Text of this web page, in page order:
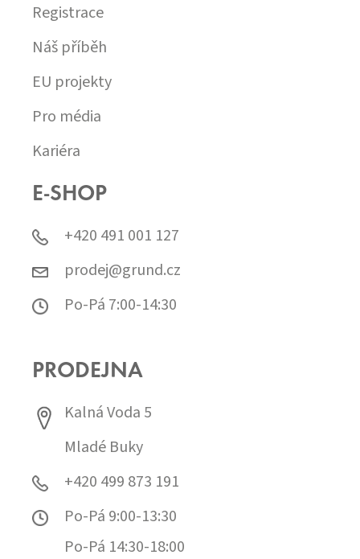
Registrace
Náš příběh
EU projekty
Pro média
Kariéra
E-SHOP
+420 491 001 127
prodej@grund.cz
Po-Pá 7:00-14:30
PRODEJNA
Kalná Voda 5
Mladé Buky
+420 499 873 191
Po-Pá 9:00-13:30
Po-Pá 14:30-18:00